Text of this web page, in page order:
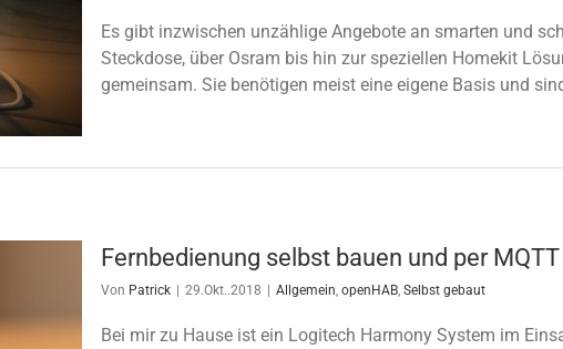
Es gibt inzwischen unzählige Angebote an smarten und
Steckdose, über Osram bis hin zur speziellen Homekit
gemeinsam. Sie benötigen meist eine eigene Basis und
Fernbedienung selbst bauen und per
Von Patrick | 29.Okt..2018 | Allgemein, openHAB, Selbst gebaut
Bei mir zu Hause ist ein Logitech Harmony System im